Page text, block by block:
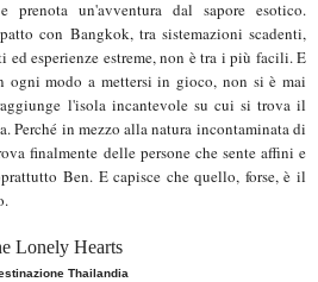
un'avventura dal sapore esotico.
con Bangkok, tra sistemazioni scadenti,
esperienze estreme, non è tra i più facili. E
ogni modo a mettersi in gioco, non si è mai
l'isola incantevole su cui si trova il
Perché in mezzo alla natura incontaminata di
finalmente delle persone che sente affini e
Ben. E capisce che quello, forse, è il
Lonely Hearts
Thailandia